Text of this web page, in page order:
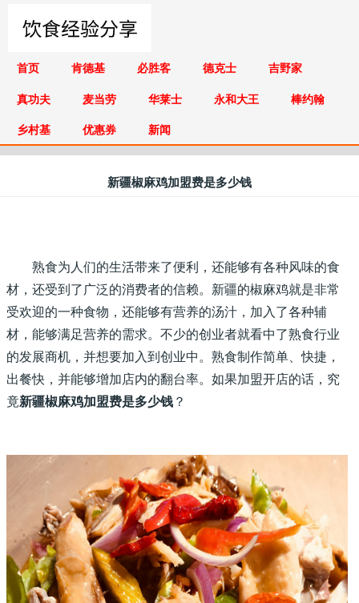
首页 肯德基 必胜客 德克士 吉野家
真功夫 麦当劳 华莱士 永和大王 棒约翰
乡村基 优惠券 新闻
新疆椒麻鸡加盟费是多少钱
熟食为人们的生活带来了便利，还能够有各种风味的食
材，还受到了广泛的消费者的信赖。新疆的椒麻鸡就是非常
受欢迎的一种食物，还能够有营养的汤汁，加入了各种辅
材，能够满足营养的需求。不少的创业者就看中了熟食行业
的发展商机，并想要加入到创业中。熟食制作简单、快捷，
出餐快，并能够增加店内的翻台率。如果加盟开店的话，究
竟新疆椒麻鸡加盟费是多少钱 ？